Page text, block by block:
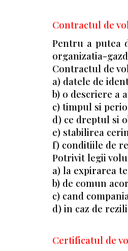
Contractul de
Pentru a putea
organizatia-
Contractul de
a) datele de
b) o descriere a
c) timpul si
d) ce dreptul si
e) stabilirea
f) conditiile de
Potrivit legii
a) la expirarea
b) de comun
c) cand
d) in caz de
Certificatul de